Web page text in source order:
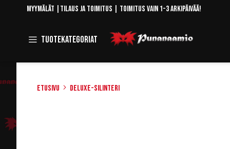
Skip
Myymälät Tilaus ja toimitus | Toimitus vain 1-3 arkipäivää!
Tuotekategoriat Toggle
Navigation
Etusivu Deluxe-Silinteri